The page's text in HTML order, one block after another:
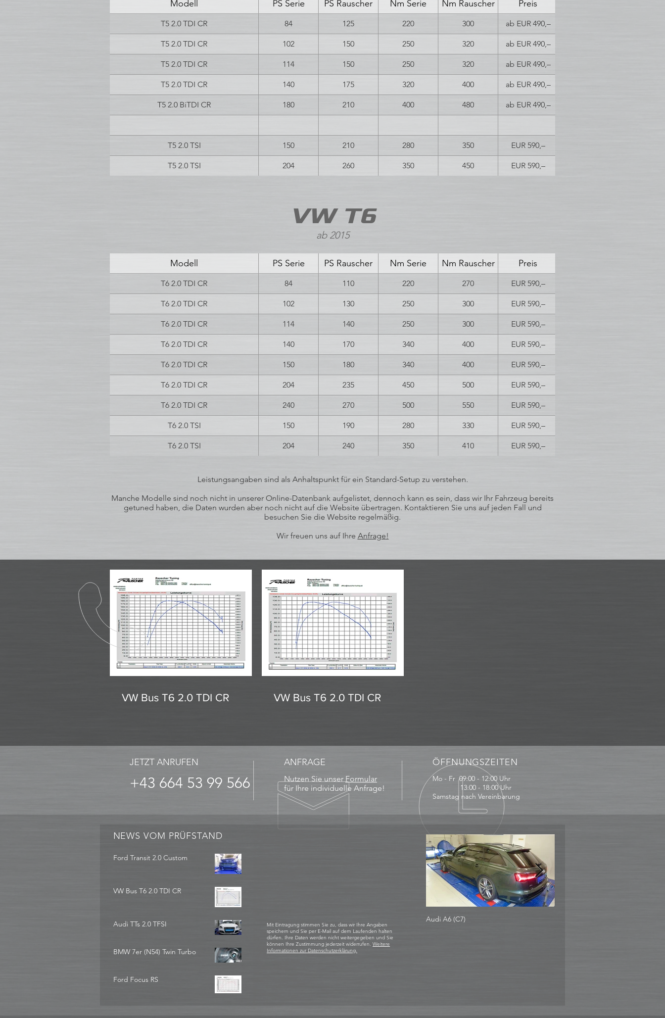
Modell PS Serie PS Rauscher Nm Serie Nm Rauscher Preis
T5 2.0 TDI CR 84 125 220 300 ab EUR 490,–
T5 2.0 TDI CR 102 150 250 320 ab EUR 490,–
T5 2.0 TDI CR 114 150 250 320 ab EUR 490,–
T5 2.0 TDI CR 140 175 320 400 ab EUR 490,–
T5 2.0 BiTDI CR 180 210 400 480 ab EUR 490,–
T5 2.0 TSI 150 210 280 350 EUR 590,–
T5 2.0 TSI 204 260 350 450 EUR 590,–
VW T6
ab 2015
Modell PS Serie PS Rauscher Nm Serie Nm Rauscher Preis
T6 2.0 TDI CR 84 110 220 270 EUR 590,–
T6 2.0 TDI CR 102 130 250 300 EUR 590,–
T6 2.0 TDI CR 114 140 250 300 EUR 590,–
T6 2.0 TDI CR 140 170 340 400 EUR 590,–
T6 2.0 TDI CR 150 180 340 400 EUR 590,–
T6 2.0 TDI CR 204 235 450 500 EUR 590,–
T6 2.0 TDI CR 240 270 500 550 EUR 590,–
T6 2.0 TSI 150 190 280 330 EUR 590,–
T6 2.0 TSI 204 240 350 410 EUR 590,–
Leistungsangaben sind als Anhaltspunkt für ein Standard-Setup zu verstehen.
Manche Modelle sind noch nicht in unserer Online-Datenbank aufgelistet, dennoch kann es sein, dass wir Ihr Fahrzeug bereits
getuned haben, die Daten wurden aber noch nicht auf die Website übertragen. Kontaktieren Sie uns auf jeden Fall und
besuchen Sie die Website regelmäßig.
Wir freuen uns auf Ihre Anfrage!
VW Bus T6 2.0 TDI CR VW Bus T6 2.0 TDI CR
JETZT ANRUFEN
+43 664 53 99 566
ANFRAGE
Nutzen Sie unser Formular
für Ihre individuelle Anfrage!
ÖFFNUNGSZEITEN
Mo - Fr 09:00 - 12:00 Uhr
13:00 - 18:00 Uhr
Samstag nach Vereinbarung
NEWS VOM PRÜFSTAND
Ford Transit 2.0 Custom
VW Bus T6 2.0 TDI CR
Audi TTs 2.0 TFSI
BMW 7er (N54) Twin Turbo
Ford Focus RS
Mit Eintragung stimmen Sie zu, dass wir Ihre Angaben
speichern und Sie per E-Mail auf dem Laufenden halten
dürfen. Ihre Daten werden nicht weitergegeben und Sie
können Ihre Zustimmung jederzeit widerrufen.Weitere
Informationen zur Datenschutzerklärung.
Audi A6 (C7)